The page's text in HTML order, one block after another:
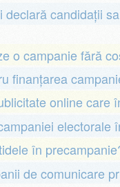
declară candidații
o campanie fără
finanțarea
online care
electorale
în
de comunicare